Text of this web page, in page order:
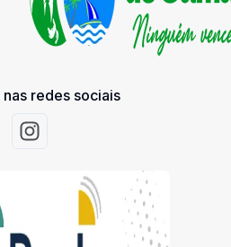
redes sociais
Acessar Instagram